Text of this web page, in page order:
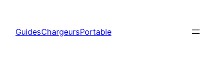
contenu
GuidesChargeursPortable